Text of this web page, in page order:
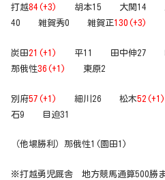
打越84(+3)
胡本15 大関14
40 雑賀秀0 雑賀正130(+3)
炭田21(+1) 平11 田中伸27 田
那俄性36(+1) 東原2
別府57(+1) 細川26 松木52(+1)
石9 目迫31
（他場勝利）那俄性1(園田1)
※打越勇児厩舎 地方競馬通算500勝